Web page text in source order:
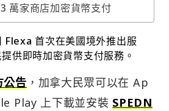
萬家商店加密貨幣支付
Flexa 首次在美國境外推出服
供即時加密貨幣支付服務。
公告，加拿大民眾可以在 Ap
Play 上下載並安裝SPEDN